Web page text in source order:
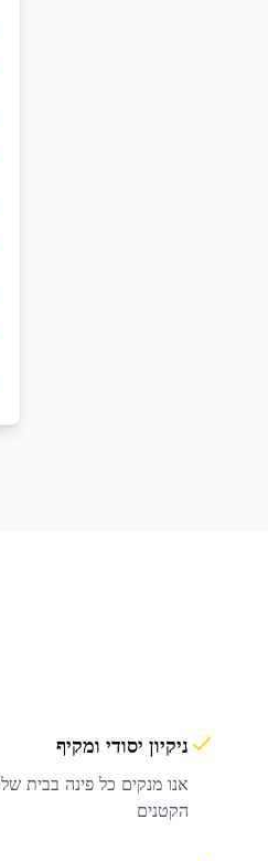
ניקיון יסודי ומקיף
אנו מנקים כל פינה בבית
הקטנים